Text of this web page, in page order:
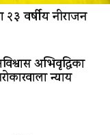
वर्षीय नीराजन
अभिवृद्धिका
न्याय